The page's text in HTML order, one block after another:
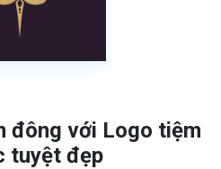
đông với Logo tiệm
tuyệt đẹp